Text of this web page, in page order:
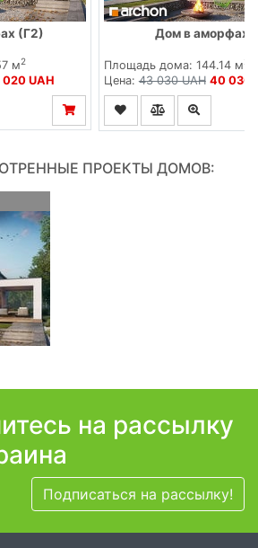
(Г2)
м2
020 UAH
Дом в аморфах
Площадь дома: 144.14 м
Цена:43 030 UAH 40 030
ПРОЕКТЫ ДОМОВ:
на рассылку
Подписаться на рассылку!